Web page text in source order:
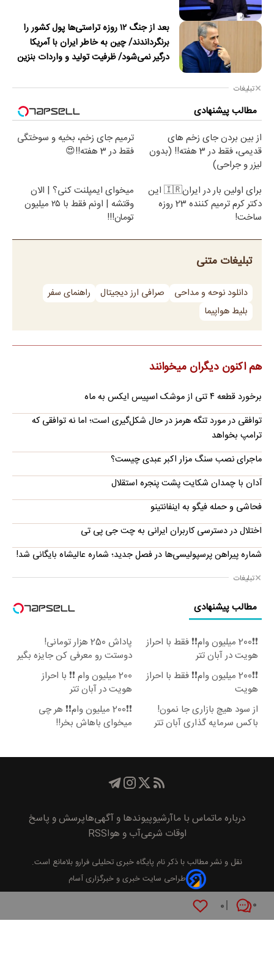
۰ ۰
بعد از جنگ ۱۲ روزه تراستی‌ها پول کشور را
برنگرداندند/ چین به خاطر ایران با آمریکا
درگیر نمی‌شود/ ظرفیت تولید و واردات بنزین
توانایی ذخیره نفت در محاصره را داریم
تبلیغات
مطالب پیشنهادی
از بین بردن جای زخم های
قدیمی، فقط در 3 هفته!! (بدون
لیزر و جراحی)
ترمیم جای زخم، بخیه و سوختگی
فقط در 3 هفته!!😍
برای اولین بار در ایران🇮🇷 این
دکتر کرم ترمیم کننده 23 روزه
ساخت!
میخوای ایمپلنت کنی؟ | الان
وقتشه | اونم فقط با ۲۵ میلیون
تومان!!!
تبلیغات متنی
دانلود نوحه و مداحی صرافی ارز دیجیتال
راهنمای سفر
بلیط هواپیما
هم اکنون دیگران میخوانند
برخورد قطعه ۴ تنی از موشک اسپیس ایکس به ماه
توافقی در مورد تنگه هرمز در حال شکل‌گیری است؛ اما نه توافقی که
ترامپ بخواهد
ماجرای نصب سنگ مزار اکبر عبدی چیست؟
آدان با چمدان شکایت پشت پنجره استقلال
فحاشی و حمله فیگو به اینفانتینو
اختلال در دسترسی کاربران ایرانی به چت جی پی تی
شماره پیراهن پرسپولیسی‌ها در فصل جدید؛ شماره عالیشاه بایگانی شد!
تبلیغات
مطالب پیشنهادی
❗❗200 میلیون وام❗❗ فقط با احراز
هویت در آبان تتر
پاداش 250 هزار تومانی!
دوستت رو معرفی کن جایزه بگیر
😍
❗❗200 میلیون وام❗❗ فقط با احراز
هویت
200 میلیون وام ❗❗ با احراز
هویت در آبان تتر
از سود هیچ بازاری جا نمون!
باکس سرمایه گذاری آبان تتر
❗❗200 میلیون وام❗❗ هر چی
میخوای باهاش بخر!!
درباره ماتماس با ماآرشیوپیوند‌ها و آگهی‌هاپرسش و پاسخ
اوقات شرعیآب و هواRSS
نقل و نشر مطالب با ذکر نام پايگاه خبری تحليلی فرارو بلامانع است.
طراحی سایت خبری و خبرگزاری آسام